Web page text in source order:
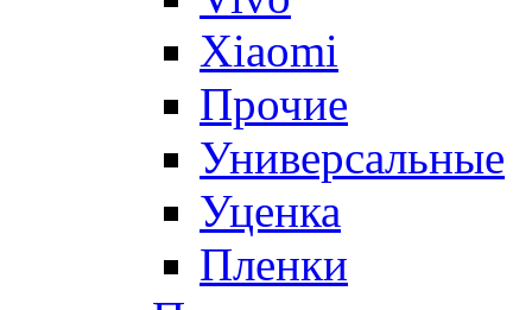
Xiaomi
Прочие
Универсальные
Уценка
Пленки